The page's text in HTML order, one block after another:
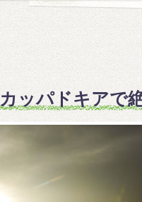
カッパドキアで